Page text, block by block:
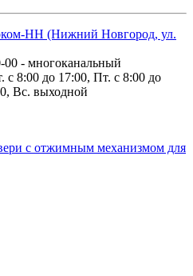
НН (Нижний Новгород, ул.
00 - многоканальный
8:00 до 17:00, Пт. с 8:00 до
Вс. выходной
с отжимным механизмом для